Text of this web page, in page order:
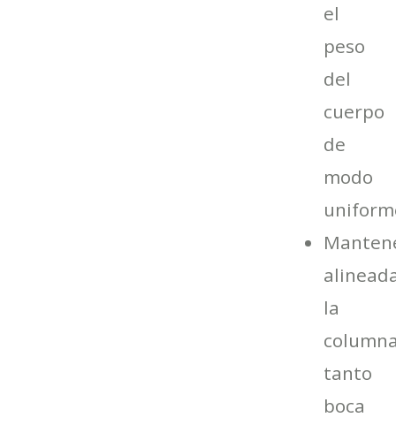
el
peso
del
cuerpo
de
modo
la
tanto
boca